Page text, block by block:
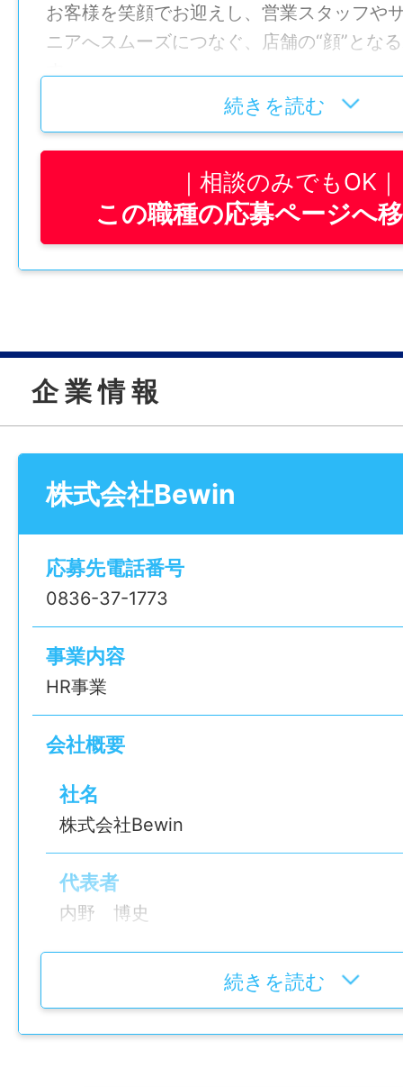
お客様を笑顔でお迎えし、営業スタッフや
ニアへスムーズにつなぐ、店舗の“顔”とな
す。
ただ受付をするだけではなく、お客様が安
る雰囲気づくりや、店舗全体が円滑に動く
役として活躍できます。
＜具体的なお仕事＞
・ご来店されたお客様の受付、案内
・お客様情報やご依頼内容をまとめたカル
・経理関連の簡単な事務処理
・ショールームの飾りつけ、店舗内の環境
いきなり一人で任されることはなく、周り
認しながら少しずつ慣れていけます。
——————
＜この仕事の楽しさ・やりがい＞
スムーズな対応を支えることです。
ご来店されたお客様に明るく対応したり、
「ありがとう」「助かりました」と声をか
また、ショールームの飾りつけや店舗の雰
関われるため、「どうしたらお客様が入り
るか」「季節感のある飾りつけで、来店さ
もらえないか」といった工夫を楽しめるの
す。
続きを読む
相談のみでもOK
この職種の応募ページへ
企 業 情 報
株式会社Bewin
応募先電話番号
0836-37-1773
事業内容
HR事業
会社概要
社名
株式会社Bewin
代表者
内野 博史
続きを読む